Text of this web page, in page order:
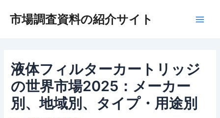
市場調査資料の紹介サイト
液体フィルターカートリッジ
の世界市場2025：メーカー
別、地域別、タイプ・用途別